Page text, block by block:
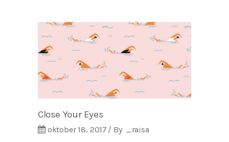
Close Your Eyes
oktober 18, 2017 By _raisa